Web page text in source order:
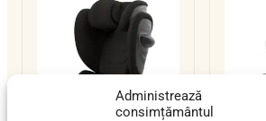
Administrează
consimțământul